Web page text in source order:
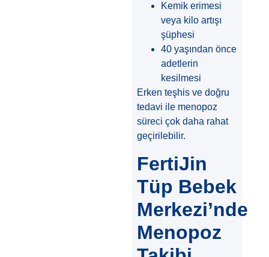
Kemik erimesi
veya kilo artışı
şüphesi
40 yaşından önce
adetlerin
kesilmesi
Erken teşhis ve doğru
tedavi ile menopoz
süreci çok daha rahat
geçirilebilir.
FertiJin
Tüp Bebek
Merkezi’nde
Menopoz